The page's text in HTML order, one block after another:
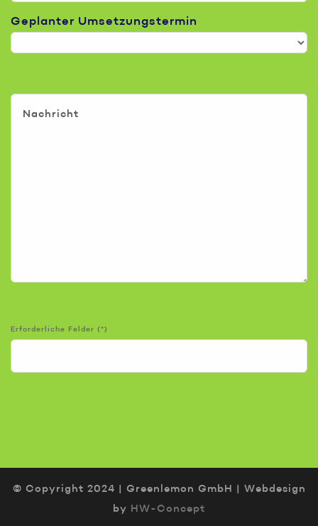
Geplanter Umsetzungstermin
Erforderliche Felder (*)
© Copyright 2024 | Greenlemon GmbH | Webdesign
by
HW-Concept